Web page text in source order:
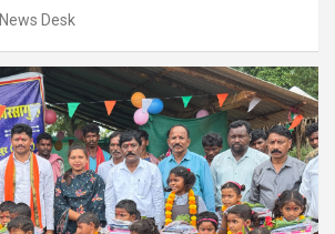
News Desk